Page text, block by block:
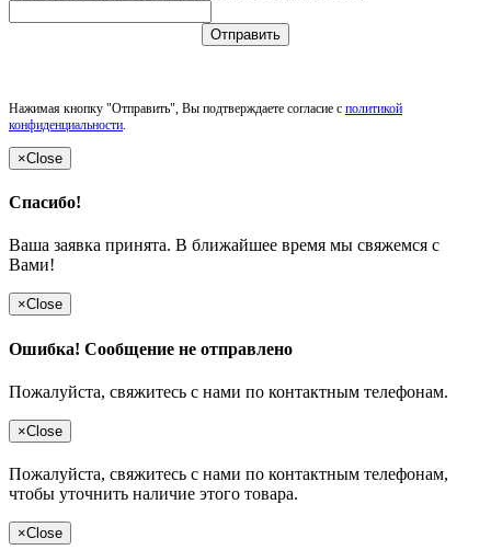
Отправить
Нажимая кнопку "Отправить", Вы подтверждаете согласие с политикой
конфиденциальности.
×Close
Спасибо!
Ваша заявка принята. В ближайшее время мы свяжемся с
Вами!
×Close
Ошибка! Сообщение не отправлено
Пожалуйста, свяжитесь с нами по контактным телефонам.
×Close
Пожалуйста, свяжитесь с нами по контактным телефонам,
чтобы уточнить наличие этого товара.
×Close